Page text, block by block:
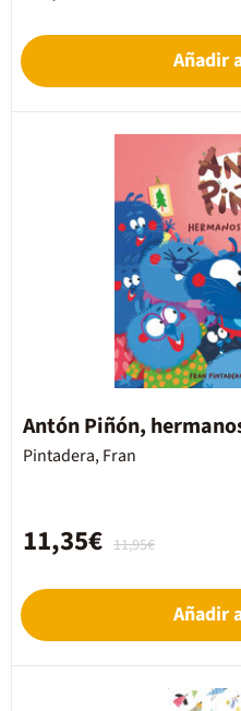
Añadir
Antón Piñón,
Pintadera, Fran
11,95€
11,35€
Añadir